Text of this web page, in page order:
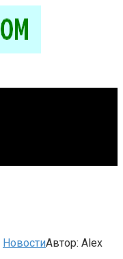
НовостиАвтор: Alex